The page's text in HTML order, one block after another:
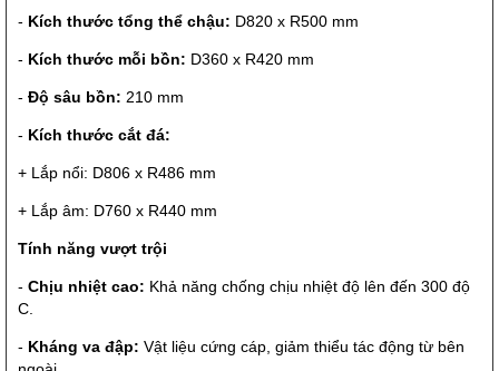
- Kích thước tổng thể chậu: D820 x R500 mm
- Kích thước mỗi bồn: D360 x R420 mm
- Độ sâu bồn: 210 mm
- Kích thước cắt đá:
+ Lắp nổi: D806 x R486 mm
+ Lắp âm: D760 x R440 mm
Tính năng vượt trội
- Chịu nhiệt cao: Khả năng chống chịu nhiệt độ lên đến 300 độ
C.
- Kháng va đập: Vật liệu cứng cáp, giảm thiểu tác động từ bên